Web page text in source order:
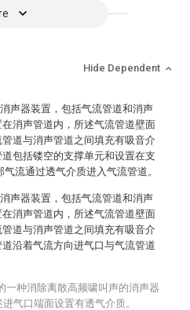
Hide Dependent
声器装置，包括气流管道和消声
消声管道内，所述气流管道壁面
道与消声管道之间填充有吸音介
包括镂空的支撑单元和设置在支
流通过透气介质进入气流管道。
声器装置，包括气流管道和消声
消声管道内，所述气流管道壁面
道与消声管道之间填充有吸音介
沿着气流方向进气口与气流管道
一种消除离散高频啸叫声的消声器
气口端面设置有透气介质。